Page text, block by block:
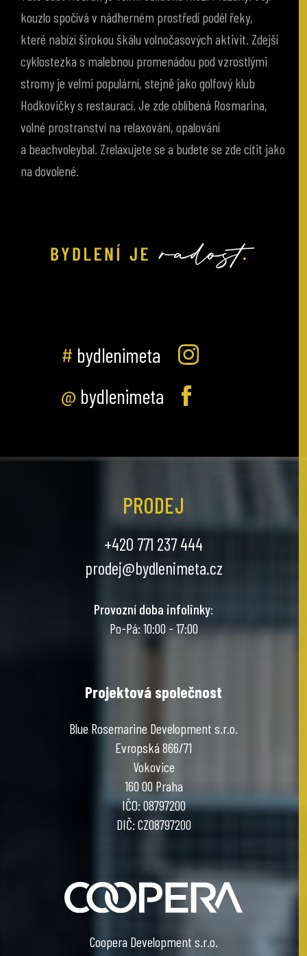
které nabízí širokou škálu volnočasových aktivit. Zdejší
cyklostezka s malebnou promenádou pod vzrostlými
stromy je velmi populární, stejně jako golfový klub
Hodkovičky s restaurací. Je zde oblíbená Rosmarina,
volné prostranství na relaxování, opalování
a beachvoleybal. Zrelaxujete se a budete se zde cítit jako
na dovolené.
# bydlenimeta
@ bydlenimeta
PRODEJ
+420 771 237 444
prodej@bydlenimeta.cz
Provozní doba infolinky:
Po-Pá: 10:00 - 17:00
Projektová společnost
Blue Rosemarine Development s.r.o.
Evropská 866/71
Vokovice
160 00 Praha
IČO: 08797200
DIČ: CZ08797200
Coopera Development s.r.o.